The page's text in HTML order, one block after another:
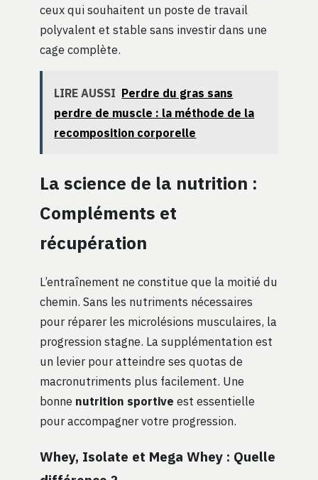
ceux qui souhaitent un poste de travail
polyvalent et stable sans investir dans une
cage complète.
LIRE AUSSI Perdre du gras sans
perdre de muscle : la méthode de la
recomposition corporelle
La science de la nutrition :
Compléments et
récupération
L’entraînement ne constitue que la moitié du
chemin. Sans les nutriments nécessaires
pour réparer les microlésions musculaires, la
progression stagne. La supplémentation est
un levier pour atteindre ses quotas de
macronutriments plus facilement. Une
bonne nutrition sportive est essentielle
pour accompagner votre progression.
Whey, Isolate et Mega Whey : Quelle